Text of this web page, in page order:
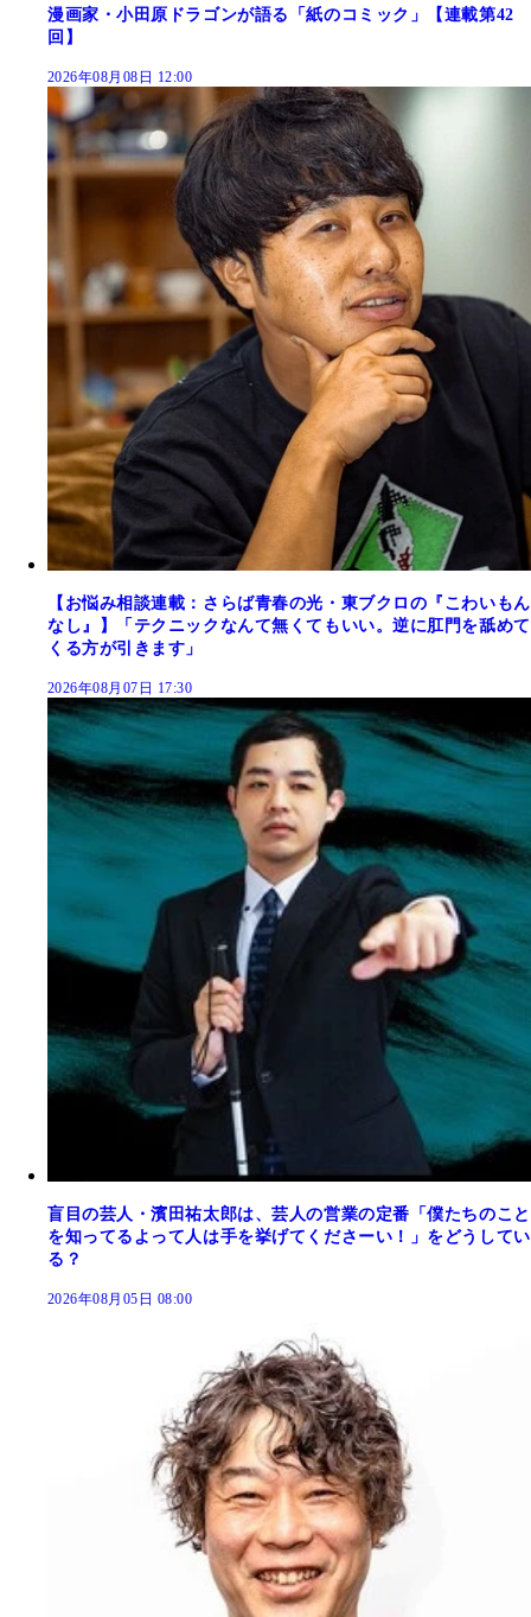
漫画家・小田原ドラゴンが語る「紙のコミック」【連載第42
回】
2026年08月08日 12:00
【お悩み相談連載：さらば青春の光・東ブクロの『こわいもん
なし』】「テクニックなんて無くてもいい。逆に肛門を舐めて
くる方が引きます」
2026年08月07日 17:30
盲目の芸人・濱田祐太郎は、芸人の営業の定番「僕たちのこと
を知ってるよって人は手を挙げてくださーい！」をどうしてい
る？
2026年08月05日 08:00